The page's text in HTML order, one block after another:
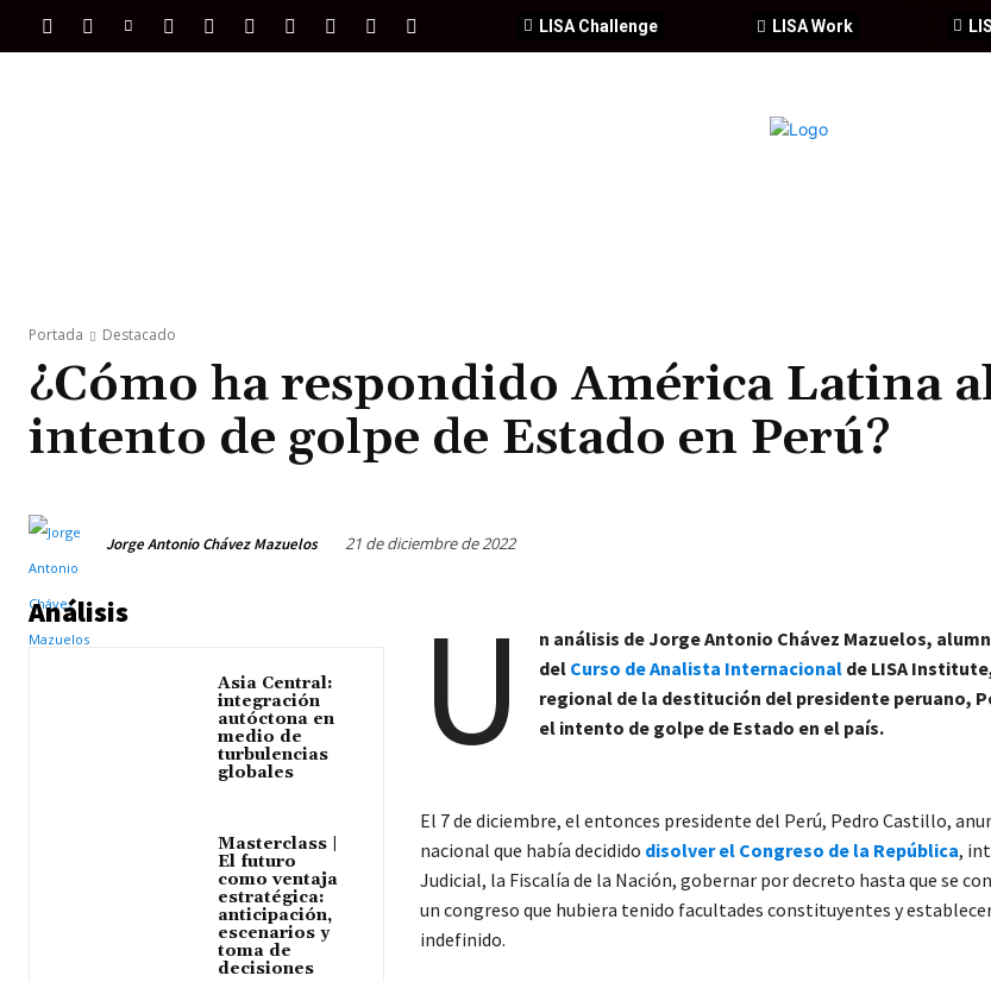
LISA Work
LISA Challenge
Portada Destacado
¿Cómo ha respondido América Latina
intento de golpe de Estado en Perú?
Jorge Antonio Chávez Mazuelos 21 de diciembre de 2022
Análisis
Asia Central:
integración
autóctona en
medio de
turbulencias
globales
Masterclass |
El futuro
como ventaja
estratégica:
anticipación,
escenarios y
toma de
decisiones
U
n análisis de Jorge Antonio Chávez Mazuelos,
del Curso de Analista Internacional de LISA
regional de la destitución del presidente peruano,
el intento de golpe de Estado en el país.
El 7 de diciembre, el entonces presidente del Perú, Pedro Castillo,
nacional que había decidido disolver el Congreso de la República,
Judicial, la Fiscalía de la Nación, gobernar por decreto hasta que se
un congreso que hubiera tenido facultades constituyentes y
indefinido.